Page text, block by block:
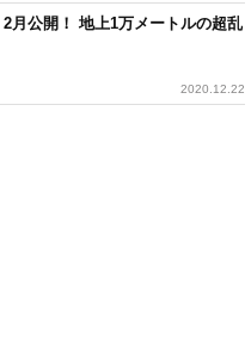
メートルの超乱
2020.12.22